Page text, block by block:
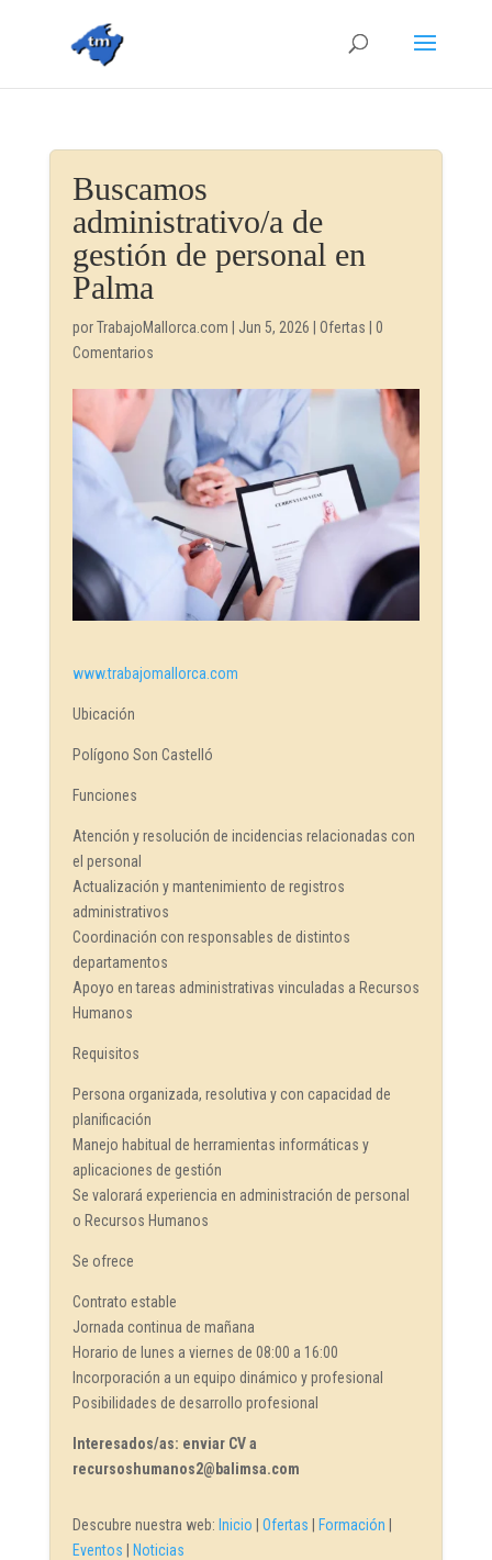
Buscamos
administrativo/a de
gestión de personal en
Palma
porTrabajoMallorca.com Jun 5, 2026 Ofertas
0
Comentarios
www.trabajomallorca.com
Ubicación
Polígono Son Castelló
Funciones
Atención y resolución de incidencias relacionadas con
el personal
Actualización y mantenimiento de registros
administrativos
Coordinación con responsables de distintos
departamentos
Apoyo en tareas administrativas vinculadas a Recursos
Humanos
Requisitos
Persona organizada, resolutiva y con capacidad de
planificación
Manejo habitual de herramientas informáticas y
aplicaciones de gestión
Se valorará experiencia en administración de personal
o Recursos Humanos
Se ofrece
Contrato estable
Jornada continua de mañana
Horario de lunes a viernes de 08:00 a 16:00
Incorporación a un equipo dinámico y profesional
Posibilidades de desarrollo profesional
Interesados/as: enviar CV a
recursoshumanos2@balimsa.com
Descubre nuestra web: Inicio Ofertas Formación
Eventos
Noticias